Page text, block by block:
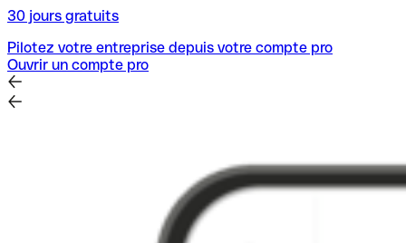
30 jours gratuits
Pilotez votre entreprise depuis votre compte pro
Ouvrir un compte pro